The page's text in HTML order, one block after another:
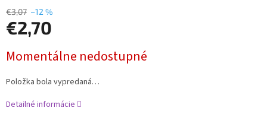
€3,07 –12 %
€2,70
cena:
Momentálne nedostupné
Položka bola vypredaná…
Detailné informácie